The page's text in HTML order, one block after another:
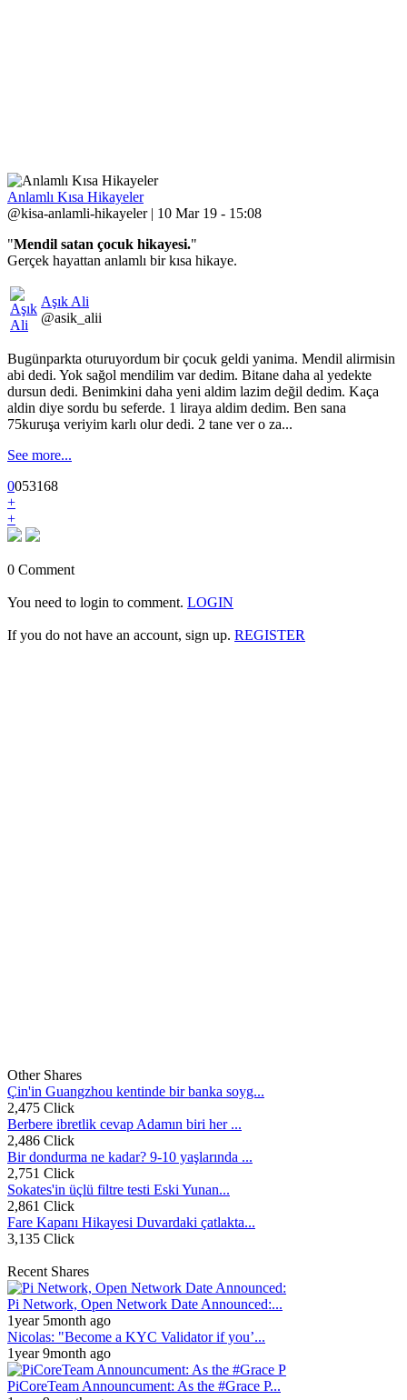
Anlamlı Kısa Hikayeler
@kisa-anlamli-hikayeler | 10 Mar 19 - 15:08
"Mendil satan çocuk hikayesi."
Gerçek hayattan anlamlı bir kısa hikaye.
Aşık Ali
@asik_alii
Bugünparkta oturuyordum bir çocuk geldi yanima. Mendil alirmisin
abi dedi. Yok sağol mendilim var dedim. Bitane daha al yedekte
dursun dedi. Benimkini daha yeni aldim lazim değil dedim. Kaça
aldin diye sordu bu seferde. 1 liraya aldim dedim. Ben sana
75kuruşa veriyim karlı olur dedi. 2 tane ver o za...
See more...
0053168
+
+
0 Comment
You need to login to comment. LOGIN
If you do not have an account, sign up. REGISTER
Other Shares
Çin'in Guangzhou kentinde bir banka soyg...
2,475 Click
Berbere ibretlik cevap Adamın biri her ...
2,486 Click
Bir dondurma ne kadar? 9-10 yaşlarında ...
2,751 Click
Sokates'in üçlü filtre testi Eski Yunan...
2,861 Click
Fare Kapanı Hikayesi Duvardaki çatlakta...
3,135 Click
Recent Shares
Pi Network, Open Network Date Announced:...
1year 5month ago
Nicolas: "Become a KYC Validator if you’...
1year 9month ago
PiCoreTeam Announcument: As the #Grace P...